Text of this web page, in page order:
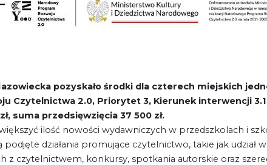
pozyskało środki dla czterech miejskich
Czytelnictwa 2.0, Priorytet 3, Kierunek interwencji 3.1
suma przedsięwzięcia 37 500 zł.
ilość nowości wydawniczych w przedszkolach i
działania promujące czytelnictwo, takie jak udział
z czytelnictwem, konkursy, spotkania autorskie oraz